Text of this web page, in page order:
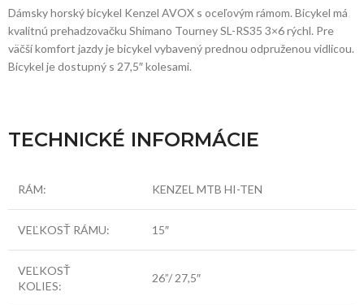
Dámsky horský bicykel Kenzel AVOX s oceľovým rámom. Bicykel má
kvalitnú prehadzovačku Shimano Tourney SL-RS35 3×6 rýchl. Pre
väčší komfort jazdy je bicykel vybavený prednou odpruženou vidlicou.
Bicykel je dostupný s 27,5″ kolesami.
TECHNICKÉ INFORMÁCIE
RÁM: KENZEL MTB HI-TEN
VEĽKOSŤ RÁMU: 15″
VEĽKOSŤ
KOLIES:
26”/ 27,5″